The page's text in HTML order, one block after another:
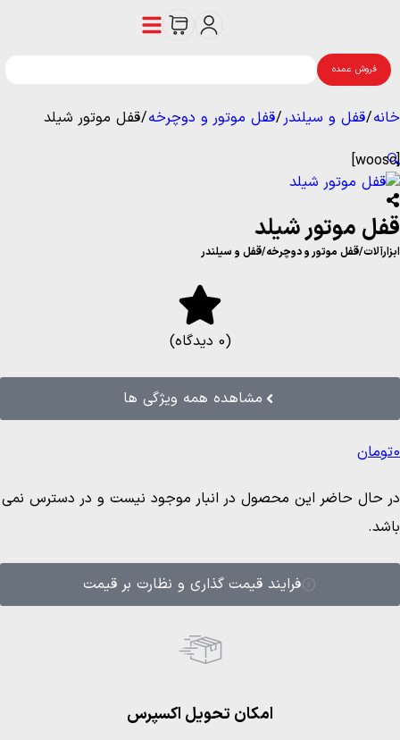
فروش عمده
خانه/قفل و سیلندر/قفل موتور و دوچرخه/ قفل موتور شیلد
[woosc]
🔍
قفل موتور شیلد
ابزارآلات/قفل موتور و دوچرخه/قفل و سیلندر
(0 دیدگاه)
مشاهده همه ویژگی ها
0تومان
در حال حاضر این محصول در انبار موجود نیست و در دسترس نمی
باشد.
فرایند قیمت گذاری و نظارت بر قیمت
امکان تحویل اکسپرس